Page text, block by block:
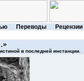
Переводы Рецензии
в последней инстанции.